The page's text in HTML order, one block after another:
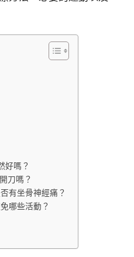
好嗎？
刀嗎？
有坐骨神經痛？
哪些活動？